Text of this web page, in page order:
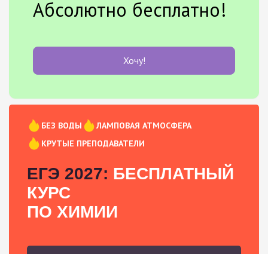
Абсолютно бесплатно!
Хочу!
БЕЗ ВОДЫ
ЛАМПОВАЯ АТМОСФЕРА
КРУТЫЕ ПРЕПОДАВАТЕЛИ
ЕГЭ 2027: БЕСПЛАТНЫЙ
КУРС
ПО ХИМИИ